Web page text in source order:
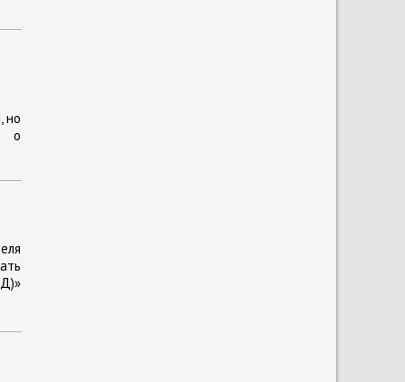
но
о